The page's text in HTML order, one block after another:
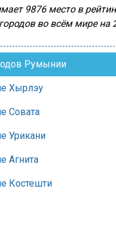
9876 место в
во всём мире на
Румынии
Хырлэу
Совата
Урикани
Агнита
Костешти